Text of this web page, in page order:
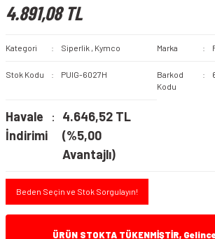
4.891,08 TL
Kategori Siperlik , Kymco Marka
Stok Kodu PUIG-6027H
Barkod
Kodu
Havale
İndirimi
4.646,52 TL
(%5,00
Avantajlı)
Beden Seçin ve Stok Sorgulayın!
ÜRÜN STOKTA TÜKENMİŞTİR,